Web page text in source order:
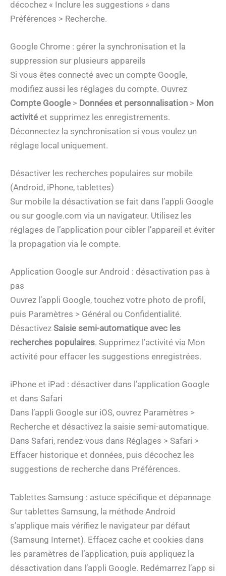
décochez « Inclure les suggestions » dans
Préférences > Recherche.
Google Chrome : gérer la synchronisation et la
suppression sur plusieurs appareils
Si vous êtes connecté avec un compte Google,
modifiez aussi les réglages du compte. Ouvrez
Compte Google > Données et personnalisation > Mon
activité et supprimez les enregistrements.
Déconnectez la synchronisation si vous voulez un
réglage local uniquement.
Désactiver les recherches populaires sur mobile
(Android, iPhone, tablettes)
Sur mobile la désactivation se fait dans l’appli Google
ou sur google.com via un navigateur. Utilisez les
réglages de l’application pour cibler l’appareil et éviter
la propagation via le compte.
Application Google sur Android : désactivation pas à
pas
Ouvrez l’appli Google, touchez votre photo de profil,
puis Paramètres > Général ou Confidentialité.
Désactivez Saisie semi-automatique avec les
recherches populaires. Supprimez l’activité via Mon
activité pour effacer les suggestions enregistrées.
iPhone et iPad : désactiver dans l’application Google
et dans Safari
Dans l’appli Google sur iOS, ouvrez Paramètres >
Recherche et désactivez la saisie semi-automatique.
Dans Safari, rendez-vous dans Réglages > Safari >
Effacer historique et données, puis décochez les
suggestions de recherche dans Préférences.
Tablettes Samsung : astuce spécifique et dépannage
Sur tablettes Samsung, la méthode Android
s’applique mais vérifiez le navigateur par défaut
(Samsung Internet). Effacez cache et cookies dans
les paramètres de l’application, puis appliquez la
désactivation dans l’appli Google. Redémarrez l’app si